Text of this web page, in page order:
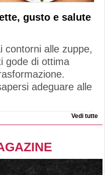
gusto e salute
contorni alle zuppe,
gode di ottima
adeguare alle
Vedi tutte